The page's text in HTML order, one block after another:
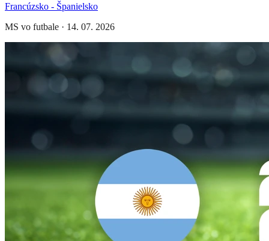
Francúzsko - Španielsko
MS vo futbale · 14. 07. 2026